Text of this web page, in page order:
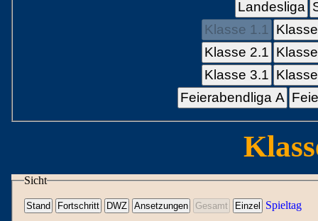
Landesliga
Klasse 1.1
Klasse 2.1
Klasse 3.1
Feierabendliga A
Sicht
Spieltag